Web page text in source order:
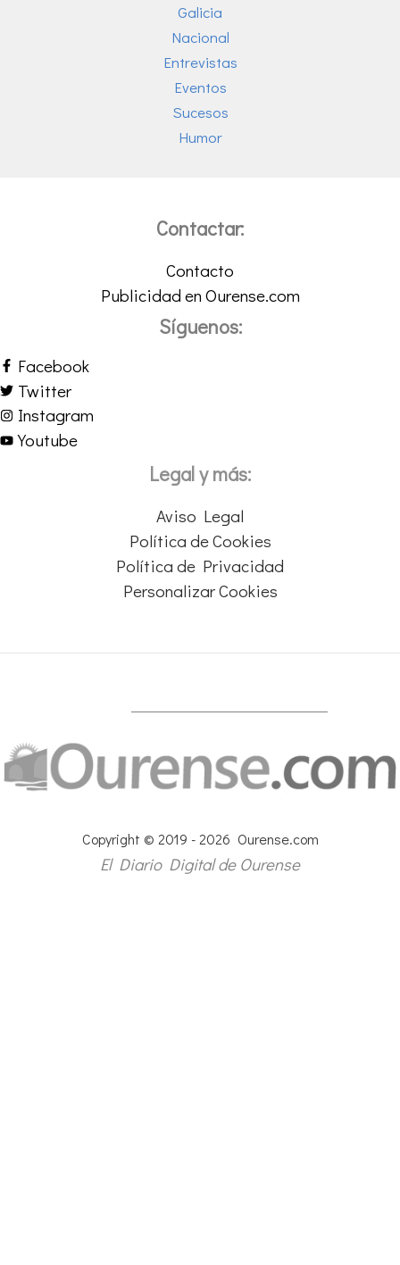
Galicia
Nacional
Entrevistas
Eventos
Sucesos
Humor
Contactar:
Contacto
Publicidad en Ourense.com
Síguenos:
Facebook
Twitter
Instagram
Youtube
Legal y más:
Aviso Legal
Política de Cookies
Política de Privacidad
Personalizar Cookies
Copyright © 2019 - 2026 Ourense.com
El Diario Digital de Ourense